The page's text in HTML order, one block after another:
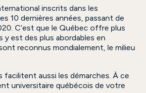
inscrits dans les
10 dernières années, passant de
C’est que le Québec offre plus
y est des plus abordables en
reconnus mondialement, le milieu
aussi les démarches. À ce
universitaire québécois de votre